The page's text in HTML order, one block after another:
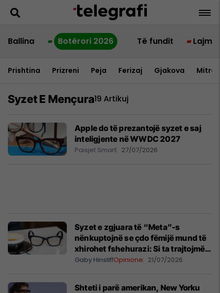
Ballina Botërori 2026 Të fundit Lajme
Prishtina Prizreni Peja Ferizaj Gjakova
Syzet E Mençura19 Artikuj
Apple do të prezantojë syzet e saj
inteligjente në WWDC 2027
Paisjet Smart 27/07/2026
Syzet e zgjuara të “Meta”-s
nënkuptojnë se çdo fëmijë mund të
xhirohet fshehurazi: Si ta trajtojmë
këtë rrezik, në epokën e IA-së?
Gaby HinsliffOpinione 21/07/2026
Shteti i parë amerikan, New Yorku